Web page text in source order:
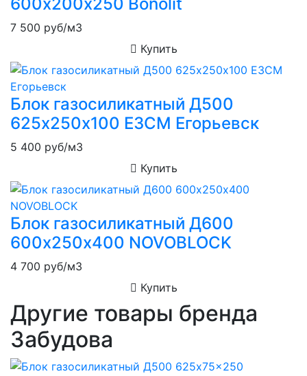
600х200х250 Bonolit
7 500 руб/м3
Купить
Блок газосиликатный Д500
625х250х100 ЕЗСМ Егорьевск
5 400 руб/м3
Купить
Блок газосиликатный Д600
600х250х400 NOVOBLOCK
4 700 руб/м3
Купить
Другие товары бренда
Забудова